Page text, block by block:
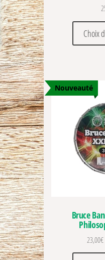
Choix
Nouveauté
Bruce
23,00€